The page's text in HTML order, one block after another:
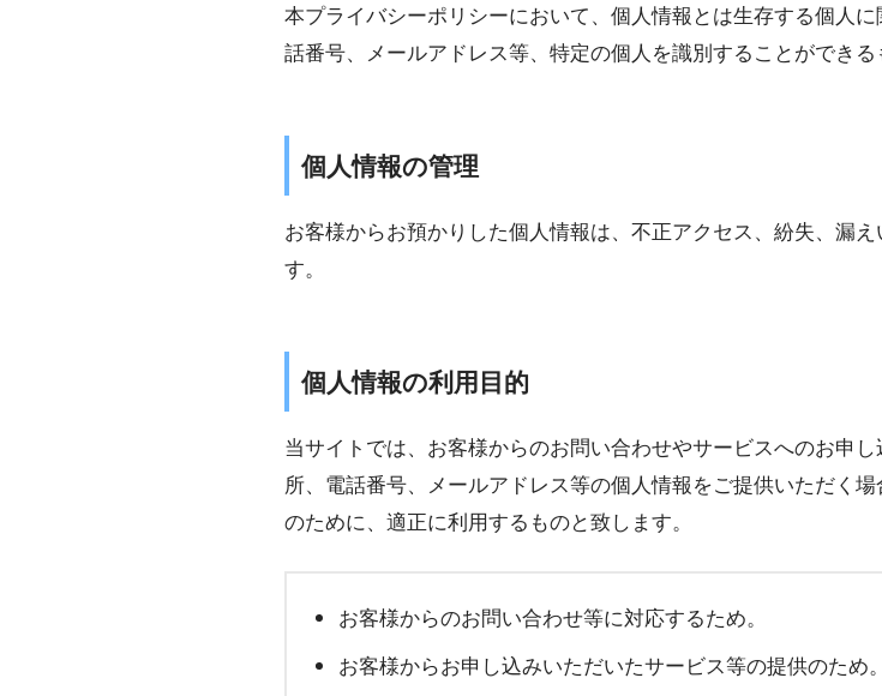
本プライバシーポリシーにおいて、個人情報とは生存する個人
話番号、メールアドレス等、特定の個人を識別することができる
個人情報の管理
お客様からお預かりした個人情報は、不正アクセス、紛失、漏
す。
個人情報の利用目的
当サイトでは、お客様からのお問い合わせやサービスへのお申
所、電話番号、メールアドレス等の個人情報をご提供いただく
のために、適正に利用するものと致します。
お客様からのお問い合わせ等に対応するため。
お客様からお申し込みいただいたサービス等の提供のため。